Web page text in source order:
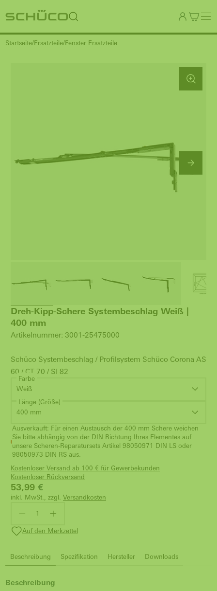
Startseite Ersatzteile Fenster Ersatzteile
Dreh-Kipp-Schere Systembeschlag Weiß |
400 mm
Artikelnummer: 3001-25475000
Schüco Systembeschlag / Profilsystem Schüco Corona AS
60 / CT 70 / SI 82
Farbe
Weiß
Länge (Größe)
400 mm
Ausverkauft: Für einen Austausch der 400 mm Schere weichen
Sie bitte abhängig von der DIN Richtung Ihres Elementes auf
unsere Scheren-Reparatursets Artikel 98050971 DIN LS oder
98050973 DIN RS aus.
Kostenloser Versand ab 100 € für Gewerbekunden
Kostenloser Rückversand
53,99 €
inkl. MwSt., zzgl. Versandkosten
Auf den Merkzettel
Beschreibung Spezifikation Hersteller Downloads
Beschreibung